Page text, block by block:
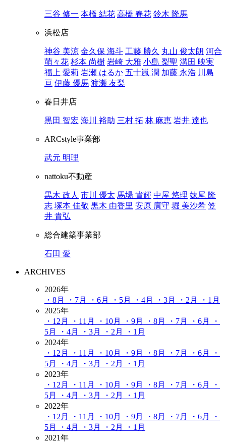
三谷 修一 本橋 結花 高橋 春花 鈴木 隆馬
浜松店
神谷 美涼 金久保 海斗 工藤 勝久 丸山 俊太朗 河合
萌々花 杉本 尚樹 岩崎 大雅 小島 梨聖 溝田 映実
福上 愛莉 岩瀬 はるか 五十嵐 潤 加藤 永浩 川島
亘 伊藤 優馬 渡瀬 友梨
春日井店
黒田 智宏 海川 裕助 三村 拓 林 麻恵 岩井 達也
ARCstyle事業部
武元 明理
nattoku不動産
黒木 政人 市川 優太 馬場 貴輝 中屋 悠理 妹尾 隆
志 塚本 佳敬 黒木 由香里 安原 廣守 堀 美沙希 笠
井 貴弘
総合建築事業部
石田 愛
ARCHIVES
2026年
・8月
・7月 ・6月 ・5月 ・4月 ・3月 ・2月
・1月
2025年
・12月
・11月 ・10月 ・9月 ・8月 ・7月 ・6月
・
5月
・4月 ・3月 ・2月
・1月
2024年
・12月
・11月 ・10月 ・9月 ・8月 ・7月 ・6月
・
5月
・4月 ・3月 ・2月
・1月
2023年
・12月
・11月 ・10月 ・9月 ・8月 ・7月 ・6月
・
5月
・4月 ・3月 ・2月
・1月
2022年
・12月
・11月 ・10月 ・9月 ・8月 ・7月 ・6月
・
5月
・4月 ・3月 ・2月
・1月
2021年